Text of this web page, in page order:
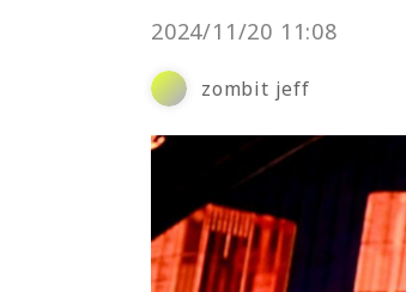
2024/11/20 11:08
zombit jeff